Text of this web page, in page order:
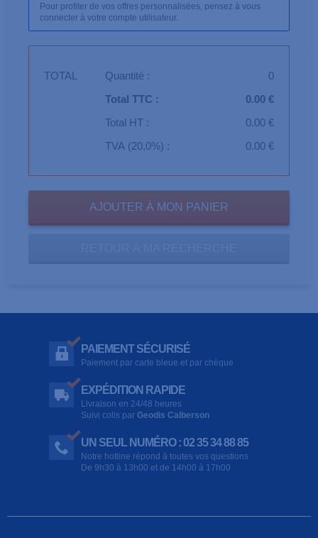
Pour profiter de vos offres personnalisées, pensez à vous
connecter à votre compte utilisateur.
TOTAL Quantité :
0
Total TTC :
0.00 €
Total HT :
0.00 €
TVA (20,0%) :
0.00 €
PAIEMENT SÉCURISÉ
Paiement par carte bleue et par chèque
EXPÉDITION RAPIDE
Livraison en 24/48 heures
Suivi colis par Geodis Calberson
UN SEUL NUMÉRO : 02 35 34 88 85
Notre hotline répond à toutes vos questions
De 9h30 à 13h00 et de 14h00 à 17h00